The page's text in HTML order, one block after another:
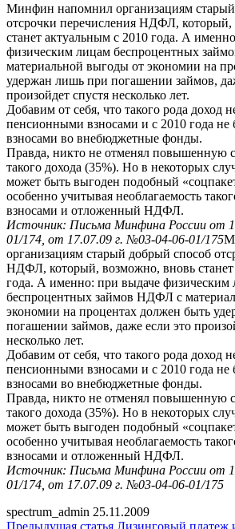
Минфин напомнил организациям
отсрочки перечисления НДФЛ, который,
станет актуальным с 2010 года. А
физическим лицам беспроцентных
материальной выгоды от экономии на
удержан лишь при погашении займов,
произойдет спустя несколько лет.
Добавим от себя, что такого рода доход
пенсионными взносами и с 2010 года не
взносами во внебюджетные фонды.
Правда, никто не отменял повышенную
такого дохода (35%). Но в некоторых
может быть выгоден подобный
особенно учитывая необлагаемость
взносами и отложенный НДФЛ.
Источник: Письма Минфина России от
01/174, от 17.07.09 г. №03-04-06-01/175
организациям старый добрый способ
НДФЛ, который, возможно, вновь станет
года. А именно: при выдаче физическим
беспроцентных займов НДФЛ с
экономии на процентах должен быть
погашении займов, даже если это
несколько лет.
Добавим от себя, что такого рода доход
пенсионными взносами и с 2010 года не
взносами во внебюджетные фонды.
Правда, никто не отменял повышенную
такого дохода (35%). Но в некоторых
может быть выгоден подобный
особенно учитывая необлагаемость
взносами и отложенный НДФЛ.
Источник: Письма Минфина России от
01/174, от 17.07.09 г. №03-04-06-01/175
spectrum_admin 25.11.2009
Предыдущая статья Лизинговый платеж